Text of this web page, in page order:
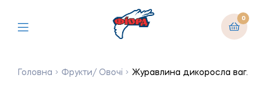
0
Головна Фрукти/ Овочі Журавлина дикоросла ваг.